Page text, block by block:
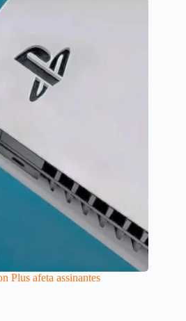
Plus afeta assinantes